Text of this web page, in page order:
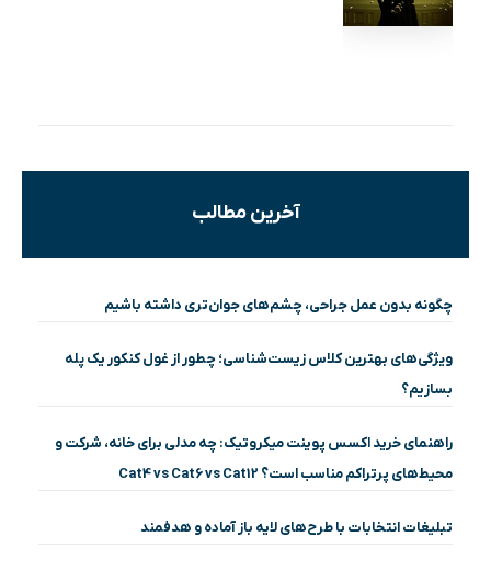
آخرین مطالب
چگونه بدون عمل جراحی، چشم‌های جوان‌تری داشته باشیم
ویژگی‌های بهترین کلاس زیست‌شناسی؛ چطور از غول کنکور یک پله
بسازیم؟
راهنمای خرید اکسس پوینت میکروتیک: چه مدلی برای خانه، شرکت و
محیط‌های پرتراکم مناسب است؟ Cat4 vs Cat6 vs Cat12
تبلیغات انتخابات با طرح‌های لایه باز آماده و هدفمند